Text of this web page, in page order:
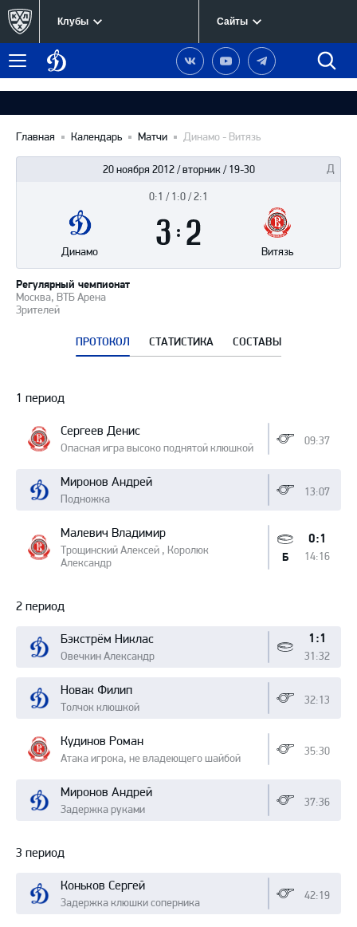
Клубы Сайты
Меню
Динамо
Москва
Наша
группа
Вконтакте
Наш
канал
YouTube
Наш
канал
Telegram
Главная Календарь Матчи Динамо - Витязь
20 ноября 2012 / вторник / 19-30
Москва, ВТБ Арена
Зрителей
Регулярный чемпионат
матча
0:1 / 1:0 / 2:1
Динамо Витязь
ПРОТОКОЛ СТАТИСТИКА СОСТАВЫ
Протокол
1 период
Сергеев Денис
Опасная игра высоко поднятой клюшкой
09:37
Миронов Андрей
Подножка
13:07
Малевич Владимир
Трощинский Алексей , Королюк
Александр
0:1
14:16
Б
2 период
Бэкстрём Никлас
Овечкин Александр
1:1
31:32
Новак Филип
Толчок клюшкой
32:13
Кудинов Роман
Атака игрока, не владеющего шайбой
35:30
Миронов Андрей
Задержка руками
37:36
3 период
Коньков Сергей
Задержка клюшки соперника
42:19